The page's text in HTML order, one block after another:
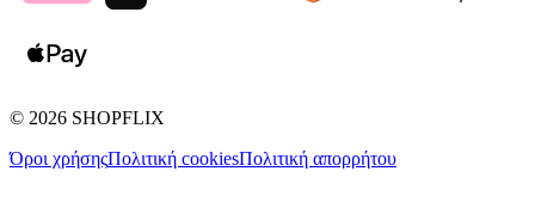
© 2026 SHOPFLIX
Όροι χρήσηςΠολιτική cookiesΠολιτική απορρήτου